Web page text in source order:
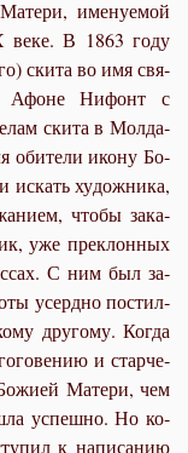
име­ну­е­мой
ве­ке. В 1863 го­ду
ски­та во имя свя­
Афоне Ни­фонт с
ски­та в Мол­да­
оби­те­ли ико­ну Бо­
ис­кать ху­дож­ни­ка,
чтобы за­ка­
уже пре­клон­ных
С ним был за­
усерд­но по­стил­
дру­го­му. Ко­гда
и стар­че­
Ма­те­ри, чем
успеш­но. Но ко­
к на­пи­са­нию